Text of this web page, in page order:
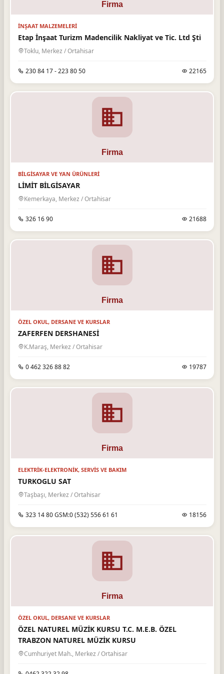
İNŞAAT MALZEMELERI
Etap İnşaat Turizm Madencilik Nakliyat ve Tic. Ltd Şti
Toklu, Merkez / Ortahisar
230 84 17 - 223 80 50 22165
BILGISAYAR VE YAN ÜRÜNLERI
LİMİT BİLGİSAYAR
Kemerkaya, Merkez / Ortahisar
326 16 90 21688
ÖZEL OKUL, DERSANE VE KURSLAR
ZAFERFEN DERSHANESİ
K.Maraş, Merkez / Ortahisar
0 462 326 88 82 19787
ELEKTRIK-ELEKTRONIK, SERVIS VE BAKIM
TURKOGLU SAT
Taşbaşı, Merkez / Ortahisar
323 14 80 GSM:0 (532) 556 61 61 18156
ÖZEL OKUL, DERSANE VE KURSLAR
ÖZEL NATUREL MÜZİK KURSU T.C. M.E.B. ÖZEL
TRABZON NATUREL MÜZİK KURSU
Cumhuriyet Mah., Merkez / Ortahisar